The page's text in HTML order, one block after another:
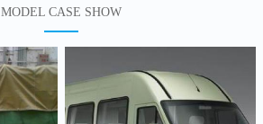
MODEL CASE SHOW